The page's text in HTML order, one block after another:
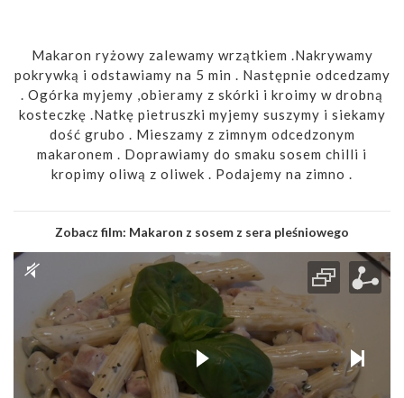
Makaron ryżowy zalewamy wrzątkiem .Nakrywamy
pokrywką i odstawiamy na 5 min . Następnie odcedzamy
. Ogórka myjemy ,obieramy z skórki i kroimy w drobną
kosteczkę .Natkę pietruszki myjemy suszymy i siekamy
dość grubo . Mieszamy z zimnym odcedzonym
makaronem . Doprawiamy do smaku sosem chilli i
kropimy oliwą z oliwek . Podajemy na zimno .
Zobacz film: Makaron z sosem z sera pleśniowego